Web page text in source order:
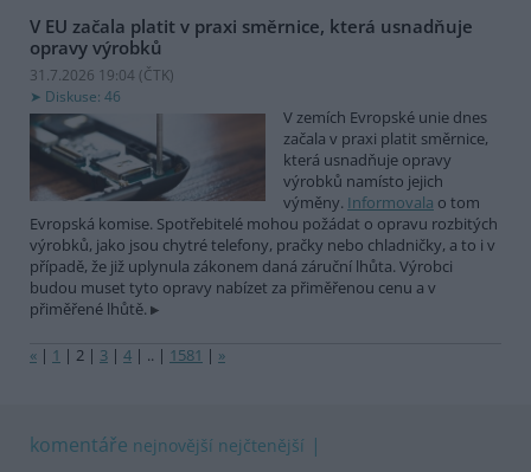
V EU začala platit v praxi směrnice, která usnadňuje
opravy výrobků
31.7.2026 19:04 (ČTK)
Diskuse: 46
V zemích Evropské unie dnes
začala v praxi platit směrnice,
která usnadňuje opravy
výrobků namísto jejich
výměny. Informovala o tom
Evropská komise. Spotřebitelé mohou požádat o opravu rozbitých
výrobků, jako jsou chytré telefony, pračky nebo chladničky, a to i v
případě, že již uplynula zákonem daná záruční lhůta. Výrobci
budou muset tyto opravy nabízet za přiměřenou cenu a v
přiměřené lhůtě.
« | 1 | 2 | 3 | 4 | .. | 1581 | »
komentáře nejnovější nejčtenější